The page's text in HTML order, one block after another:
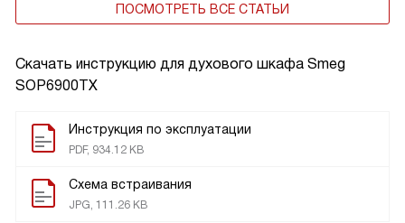
Скачать инструкцию для духового шкафа Smeg
SOP6900TX
Инструкция по эксплуатации
PDF, 934.12 KB
Схема встраивания
JPG, 111.26 KB
ПОСМОТРЕТЬ ВСЕ СТАТЬИ